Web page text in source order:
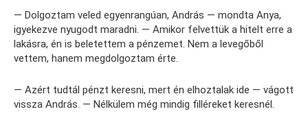
— Dolgoztam veled egyenrangúan, András — mondta Anya,
igyekezve nyugodt maradni. — Amikor felvettük a hitelt erre a
lakásra, én is beletettem a pénzemet. Nem a levegőből
vettem, hanem megdolgoztam érte.
— Azért tudtál pénzt keresni, mert én elhoztalak ide — vágott
vissza András. — Nélkülem még mindig filléreket keresnél.